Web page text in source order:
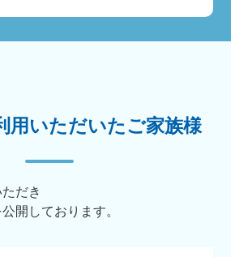
用いただいたご家族様
だき
開しております。